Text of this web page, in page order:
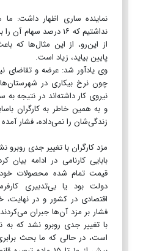
نماینده ساری اظهار داشت:
نداشتیم که ۱۶ درصد
از این‌رو، از این مثال‌ها که
پایین بیاید، زیاد است.
وی یادآور شد: عرضه و تقاضای
چون نرخ بیکاری در شهرستان‌ها
نیروی کار داشته‌اند در نتیجه به
و به همین خاطر به کارگران
زندگی‌شان را نمی‌داده، فشار
مزد کارگران با تغییر جدی
بابایی کارنامی در ادامه بیان
قیمت تمام شده محصولات خود
دولت بود یا بی‌تدبیری
اقتصادی در کشور و در
فشار بر مزد آن‌ها جبران
با تغییر جدی روبرو نشد که
است، در حالی که ما بحث